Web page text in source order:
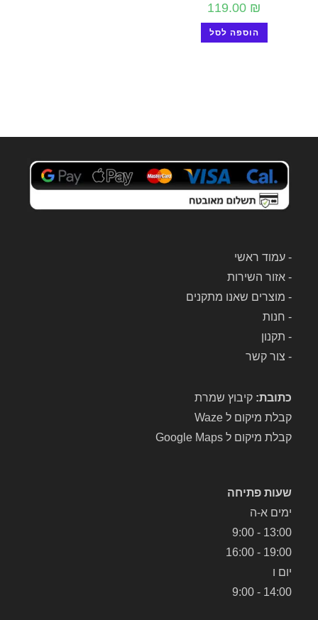
119.00 ₪
הוספה לסל
-עמוד ראשי
-אזור השירות
- מוצרים שאנו מתקנים
- חנות
- תקנון
- צור קשר
כתובת: קיבוץ שמרת
קבלת מיקום ל Waze
קבלת מיקום ל Google Maps
שעות פתיחה
ימים א-ה
13:00 - 9:00
19:00 - 16:00
יום ו
14:00 - 9:00